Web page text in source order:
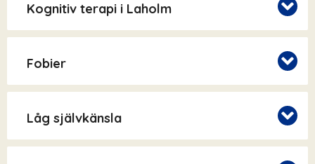
Kognitiv terapi i Laholm
Fobier
Låg självkänsla